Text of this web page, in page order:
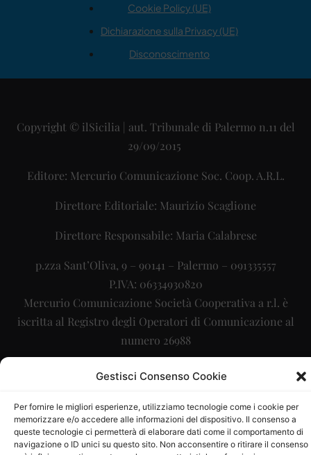
Gestisci Consenso Cookie
Per fornire le migliori esperienze, utilizziamo tecnologie come i cookie per
memorizzare e/o accedere alle informazioni del dispositivo. Il consenso a
queste tecnologie ci permetterà di elaborare dati come il comportamento di
navigazione o ID unici su questo sito. Non acconsentire o ritirare il consenso
Cookie Policy (UE)
Dichiarazione sulla Privacy (UE)
Disconoscimento
Copyright © ilSicilia | aut. Tribunale di Palermo n.11 del
29/09/2015
Editore: Mercurio Comunicazione Soc. Coop. A.R.L.
Direttore Editoriale: Maurizio Scaglione
Direttore Responsabile: Maria Calabrese
p.zza Sant’Oliva, 9 – 90141 – Palermo – 091335557
P.IVA: 06334930820
Mercurio Comunicazione Società Cooperativa a r.l. è
iscritta al Registro degli Operatori di Comunicazione al
numero 26988
Sito gestito da La Digitale srl info@ladigitale.it